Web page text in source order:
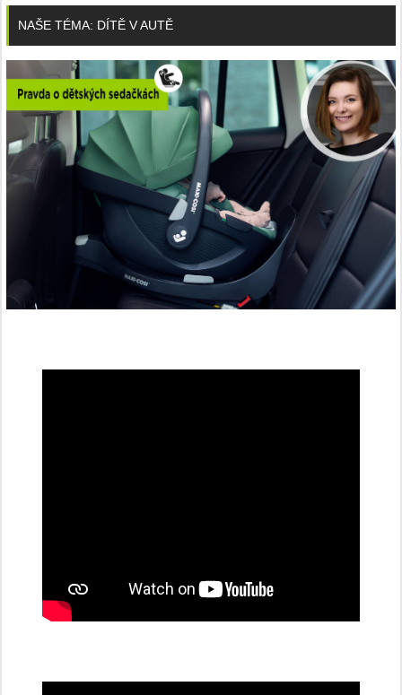
NAŠE TÉMA: DÍTĚ V AUTĚ